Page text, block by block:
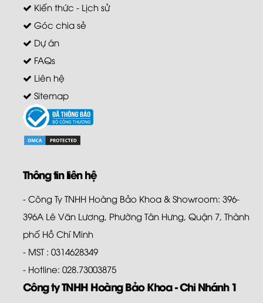
Kiến thức - Lịch sử
Góc chia sẻ
Dự án
FAQs
Liên hệ
Sitemap
Thông tin liên hệ
- Công Ty TNHH Hoàng Bảo Khoa & Showroom: 396-
396A Lê Văn Lương, Phường Tân Hưng, Quận 7, Thành
phố Hồ Chí Minh
- MST : 0314628349
- Hotline: 028.73003875
Công ty TNHH Hoàng Bảo Khoa - Chi Nhánh 1